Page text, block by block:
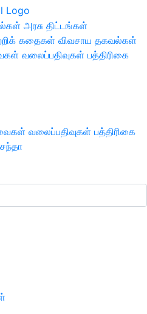
அரசு திட்டங்கள்
கதைகள் விவசாய தகவல்கள்
வலைப்பதிவுகள் பத்திரிகை
வலைப்பதிவுகள் பத்திரிகை
சந்தா